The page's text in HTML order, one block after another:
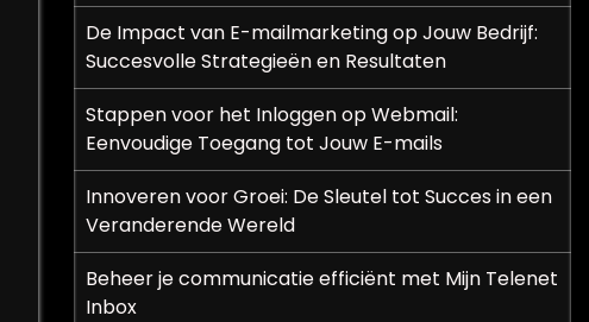
De Impact van E-mailmarketing op Jouw Bedrijf:
Succesvolle Strategieën en Resultaten
Stappen voor het Inloggen op Webmail:
Eenvoudige Toegang tot Jouw E-mails
Innoveren voor Groei: De Sleutel tot Succes in een
Veranderende Wereld
Beheer je communicatie efficiënt met Mijn Telenet
Inbox